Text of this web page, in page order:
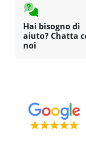
Hai bisogno di
aiuto? Chatta
noi